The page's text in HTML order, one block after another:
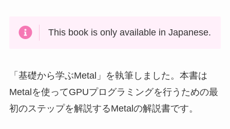
This book is only available in Japanese.
「基礎から学ぶMetal」を執筆しました。本書は
Metalを使ってGPUプログラミングを行うための最
初のステップを解説するMetalの解説書です。